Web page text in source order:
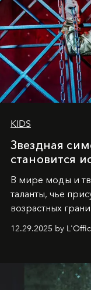
KIDS
Звездная
становится
В мире моды и
таланты, чье
возрастных
харизмы, чье
2025
и LUXIA
уникальное
12.29.2025 by